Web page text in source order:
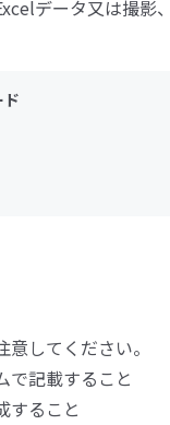
データ又は撮影
してください。
で記載すること
すること